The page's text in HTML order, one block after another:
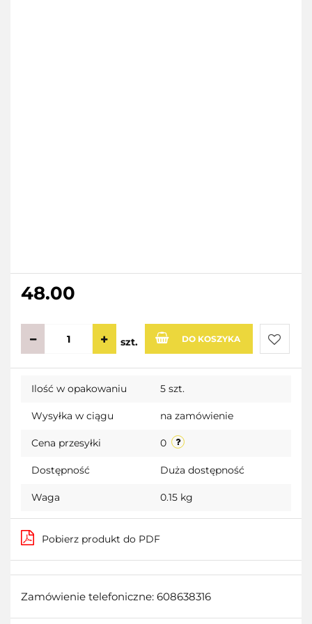
48.00
szt. DO KOSZYKA
Do
Ilość w opakowaniu 5 szt.
Wysyłka w ciągu na zamówienie
Cena przesyłki 0
Dostępność Duża dostępność
Waga 0.15 kg
Pobierz produkt do PDF
Zamówienie telefoniczne: 608638316